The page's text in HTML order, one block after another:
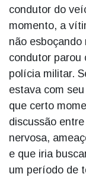
condutor do
momento, a
não
condutor parou
polícia militar.
estava com
que certo
discussão
nervosa,
e que iria
um período de